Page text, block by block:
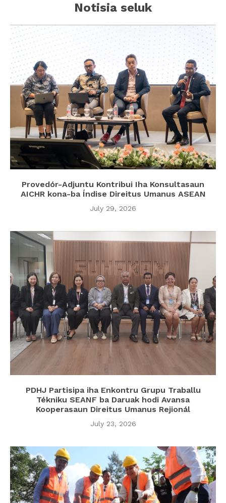
Notisia seluk
Provedór-Adjuntu Kontribui Iha Konsultasaun
AICHR kona-ba Índise Direitus Umanus ASEAN
July 29, 2026
PDHJ Partisipa iha Enkontru Grupu Traballu
Tékniku SEANF ba Daruak hodi Avansa
Kooperasaun Direitus Umanus Rejionál
July 23, 2026